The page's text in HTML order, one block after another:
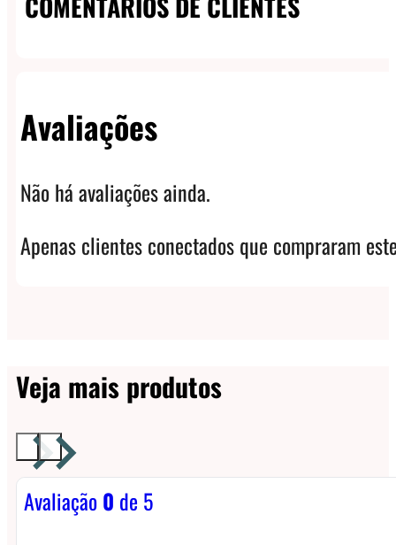
Avaliações
Não há avaliações ainda.
Apenas clientes conectados que compraram
Veja mais produtos
Avaliação0 de 5